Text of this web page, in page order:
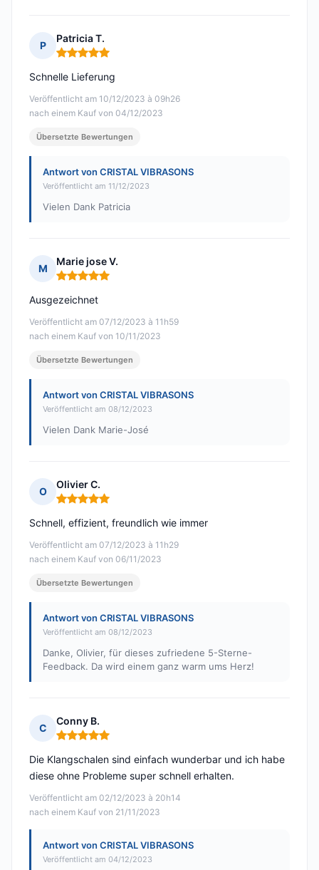
P
Patricia T.
Hinweis: 5 von 5
Veröffentlicht am 10/12/2023 à 09h26
nach einem Kauf von 04/12/2023
Schnelle Lieferung
Übersetzte Bewertungen
Antwort von CRISTAL VIBRASONS
Veröffentlicht am 11/12/2023
Vielen Dank Patricia
M
Marie jose V.
Hinweis: 5 von 5
Veröffentlicht am 07/12/2023 à 11h59
nach einem Kauf von 10/11/2023
Ausgezeichnet
Übersetzte Bewertungen
Antwort von CRISTAL VIBRASONS
Veröffentlicht am 08/12/2023
Vielen Dank Marie-José
O
Olivier C.
Hinweis: 5 von 5
Veröffentlicht am 07/12/2023 à 11h29
nach einem Kauf von 06/11/2023
Schnell, effizient, freundlich wie immer
Übersetzte Bewertungen
Antwort von CRISTAL VIBRASONS
Veröffentlicht am 08/12/2023
Danke, Olivier, für dieses zufriedene 5-Sterne-
Feedback. Da wird einem ganz warm ums Herz!
C
Conny B.
Hinweis: 5 von 5
Veröffentlicht am 02/12/2023 à 20h14
nach einem Kauf von 21/11/2023
Die Klangschalen sind einfach wunderbar und ich habe
diese ohne Probleme super schnell erhalten.
Antwort von CRISTAL VIBRASONS
Veröffentlicht am 04/12/2023